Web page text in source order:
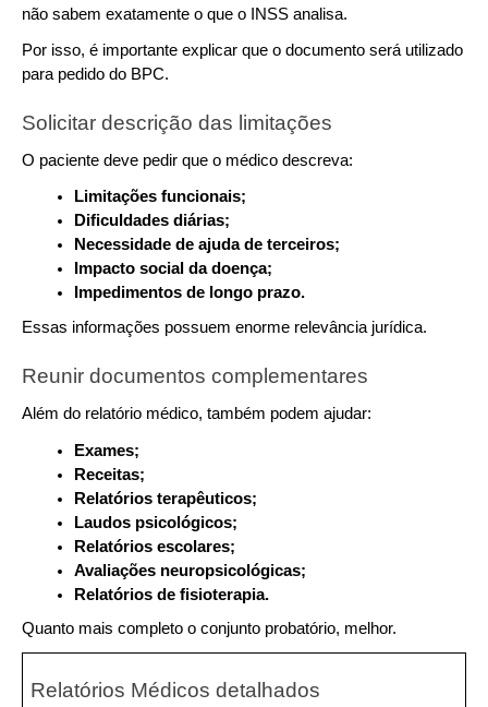
não sabem exatamente o que o INSS analisa.
Por isso, é importante explicar que o documento será utilizado
para pedido do BPC.
Solicitar descrição das limitações
O paciente deve pedir que o médico descreva:
Limitações funcionais;
Dificuldades diárias;
Necessidade de ajuda de terceiros;
Impacto social da doença;
Impedimentos de longo prazo.
Essas informações possuem enorme relevância jurídica.
Reunir documentos complementares
Além do relatório médico, também podem ajudar:
Exames;
Receitas;
Relatórios terapêuticos;
Laudos psicológicos;
Relatórios escolares;
Avaliações neuropsicológicas;
Relatórios de fisioterapia.
Quanto mais completo o conjunto probatório, melhor.
Relatórios Médicos detalhados